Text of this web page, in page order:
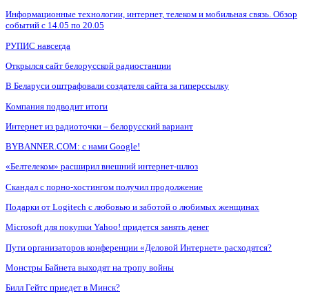
Информационные технологии, интернет, телеком и мобильная связь. Обзор
событий с 14.05 по 20.05
РУПИС навсегда
Открылся сайт белорусской радиостанции
В Беларуси оштрафовали создателя сайта за гиперссылку
Компания подводит итоги
Интернет из радиоточки – белорусский вариант
BYBANNER.COM: c нами Google!
«Белтелеком» расширил внешний интернет-шлюз
Скандал с порно-хостингом получил продолжение
Подарки от Logitech с любовью и заботой о любимых женщинах
Microsoft для покупки Yahoo! придется занять денег
Пути организаторов конференции «Деловой Интернет» расходятся?
Монстры Байнета выходят на тропу войны
Билл Гейтс приедет в Минск?